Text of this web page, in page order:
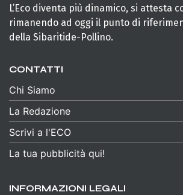
L’Eco diventa più dinamico, si attesta
rimanendo ad oggi il punto di
della Sibaritide-Pollino.
CONTATTI
Chi Siamo
La Redazione
Scrivi a l'ECO
La tua pubblicità qui!
INFORMAZIONI LEGALI